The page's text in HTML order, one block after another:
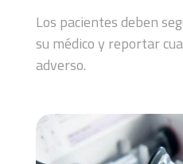
Los pacientes deben
su médico y reportar
adverso.